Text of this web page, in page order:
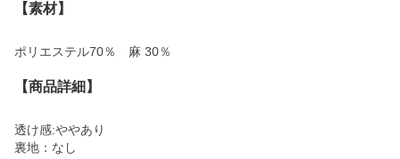
【素材】
ポリエステル70％ 麻 30％
【商品詳細】
透け感:ややあり
裏地：なし